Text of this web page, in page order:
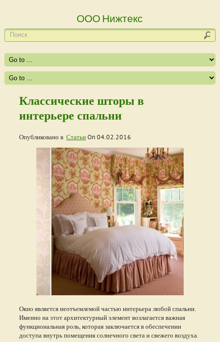
ООО Нижтекс
Классические шторы в
интерьере спальни
Опубликовано в СтатьиOn04.02.2016
Окно является неотъемлемой частью интерьера любой спальни.
Именно на этот архитектурный элемент возлагается важная
функциональная роль, которая заключается в обеспечении
доступа внутрь помещения солнечного света и свежего воздуха.